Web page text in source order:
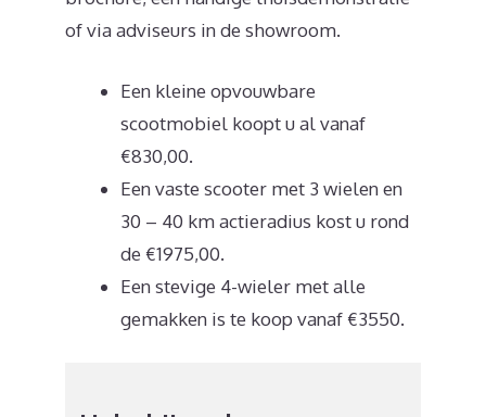
of via adviseurs in de showroom.
Een kleine opvouwbare
scootmobiel koopt u al vanaf
€830,00.
Een vaste scooter met 3 wielen en
30 – 40 km actieradius kost u rond
de €1975,00.
Een stevige 4-wieler met alle
gemakken is te koop vanaf €3550.